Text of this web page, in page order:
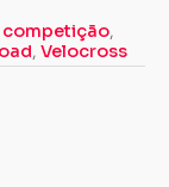
competição,
, Velocross